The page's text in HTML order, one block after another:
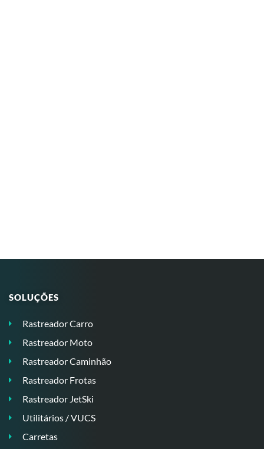
SOLUÇÕES
Rastreador Carro
Rastreador Moto
Rastreador Caminhão
Rastreador Frotas
Rastreador JetSki
Utilitários / VUCS
Carretas